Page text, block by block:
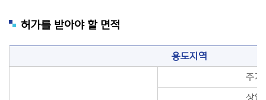
허가를 받아야 할 면적
용도지역
주거
상업